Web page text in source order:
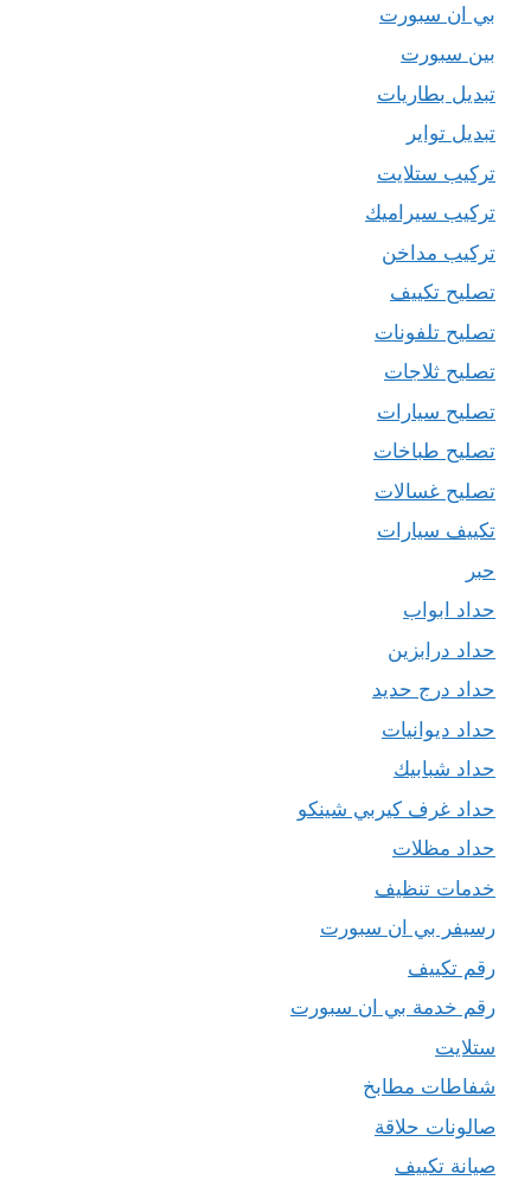
بي ان سبورت
بين سبورت
تبديل بطاريات
تبديل تواير
تركيب ستلايت
تركيب سيراميك
تركيب مداخن
تصليح تكييف
تصليح تلفونات
تصليح ثلاجات
تصليح سيارات
تصليح طباخات
تصليح غسالات
تكييف سيارات
حبر
حداد ابواب
حداد درابزين
حداد درج حديد
حداد ديوانيات
حداد شبابيك
حداد غرف كيربي شينكو
حداد مظلات
خدمات تنظيف
رسيفر بي ان سبورت
رقم تكييف
رقم خدمة بي ان سبورت
ستلايت
شفاطات مطابخ
صالونات حلاقة
صيانة تكييف